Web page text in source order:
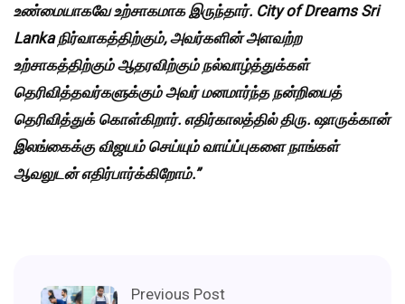
உண்மையாகவேஉற்சாகமாகஇருந்தார். City of Dreams Sri
Lankaநிர்வாகத்திற்கும்,அவர்களின்அளவற்ற
உற்சாகத்திற்கும்ஆதரவிற்கும் நல்வாழ்த்துக்கள்
தெரிவித்தவர்களுக்கும்அவர்மனமார்ந்த நன்றியைத்
தெரிவித்துக் கொள்கிறார். எதிர்காலத்தில்திரு. ஷாருக்கான்
இலங்கைக்குவிஜயம் செய்யும்வாய்ப்புகளைநாங்கள்
ஆவலுடன்எதிர்பார்க்கிறோம்.”
Previous Post